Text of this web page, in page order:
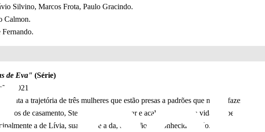
Silvino, Marcos Frota, Paulo Gracindo.
Calmon.
Fernando.
de Eva" (Série)
2021
conta a trajetória de três mulheres que estão presas a padrões que não as fazem
anos de casamento, Stela decide se separar e acaba mudando a vida das pessoas a
a de Lívia, sua filha, e a da, até então desconhecida, Cléo.